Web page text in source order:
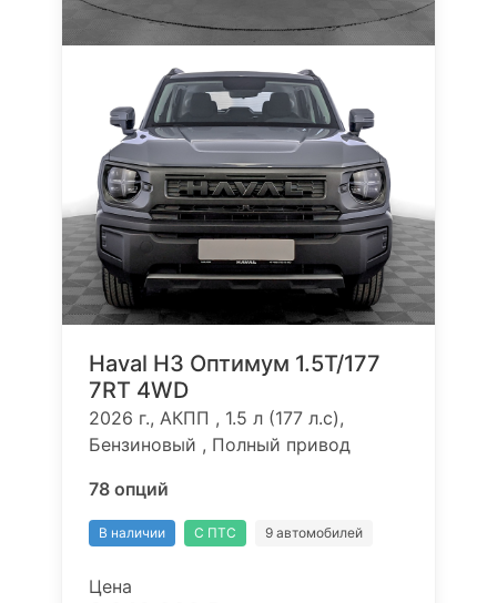
Haval H3 Оптимум 1.5T/177
7RT 4WD
2026 г., АКПП , 1.5 л (177 л.с),
Бензиновый , Полный привод
78 опций
В наличии С ПТС 9 автомобилей
Цена